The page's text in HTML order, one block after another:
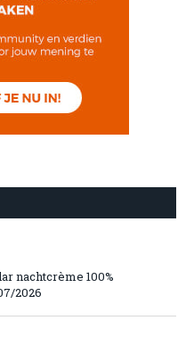
nachtcrème 100%
2026